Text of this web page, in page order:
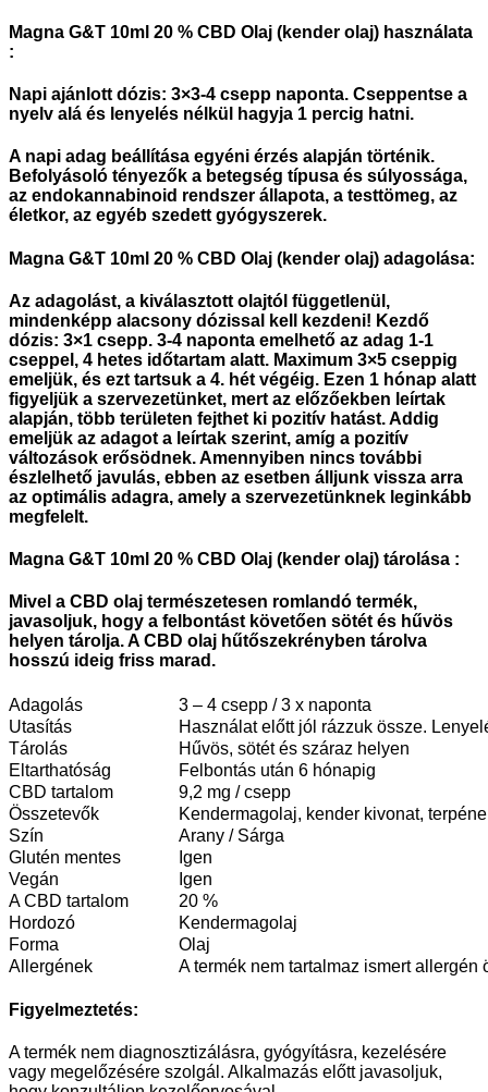
Magna G&T 10ml 20 % CBD Olaj (kender olaj) használata
:
Napi ajánlott dózis: 3×3-4 csepp naponta. Cseppentse a
nyelv alá és lenyelés nélkül hagyja 1 percig hatni.
A napi adag beállítása egyéni érzés alapján történik.
Befolyásoló tényezők a betegség típusa és súlyossága,
az endokannabinoid rendszer állapota, a testtömeg, az
életkor, az egyéb szedett gyógyszerek.
Magna G&T 10ml 20 % CBD Olaj (kender olaj) adagolása:
Az adagolást, a kiválasztott olajtól függetlenül,
mindenképp alacsony dózissal kell kezdeni! Kezdő
dózis: 3×1 csepp. 3-4 naponta emelhető az adag 1-1
cseppel, 4 hetes időtartam alatt. Maximum 3×5 cseppig
emeljük, és ezt tartsuk a 4. hét végéig. Ezen 1 hónap alatt
figyeljük a szervezetünket, mert az előzőekben leírtak
alapján, több területen fejthet ki pozitív hatást. Addig
emeljük az adagot a leírtak szerint, amíg a pozitív
változások erősödnek. Amennyiben nincs további
észlelhető javulás, ebben az esetben álljunk vissza arra
az optimális adagra, amely a szervezetünknek leginkább
megfelelt.
Magna G&T 10ml 20 % CBD Olaj (kender olaj) tárolása :
Mivel a CBD olaj természetesen romlandó termék,
javasoljuk, hogy a felbontást követően sötét és hűvös
helyen tárolja. A CBD olaj hűtőszekrényben tárolva
hosszú ideig friss marad.
Adagolás
3 – 4 csepp / 3 x naponta
Utasítás
Használat előtt jól rázzuk össze.
Tárolás
Hűvös, sötét és száraz helyen
Eltarthatóság
Felbontás után 6 hónapig
CBD tartalom
9,2 mg / csepp
Összetevők
Kendermagolaj, kender kivonat,
Szín
Arany / Sárga
Glutén mentes
Igen
Vegán
Igen
A CBD tartalom
20 %
Hordozó
Kendermagolaj
Forma
Olaj
Allergének
A termék nem tartalmaz ismert allergén
Figyelmeztetés:
A termék nem diagnosztizálásra, gyógyításra, kezelésére
vagy megelőzésére szolgál. Alkalmazás előtt javasoljuk,